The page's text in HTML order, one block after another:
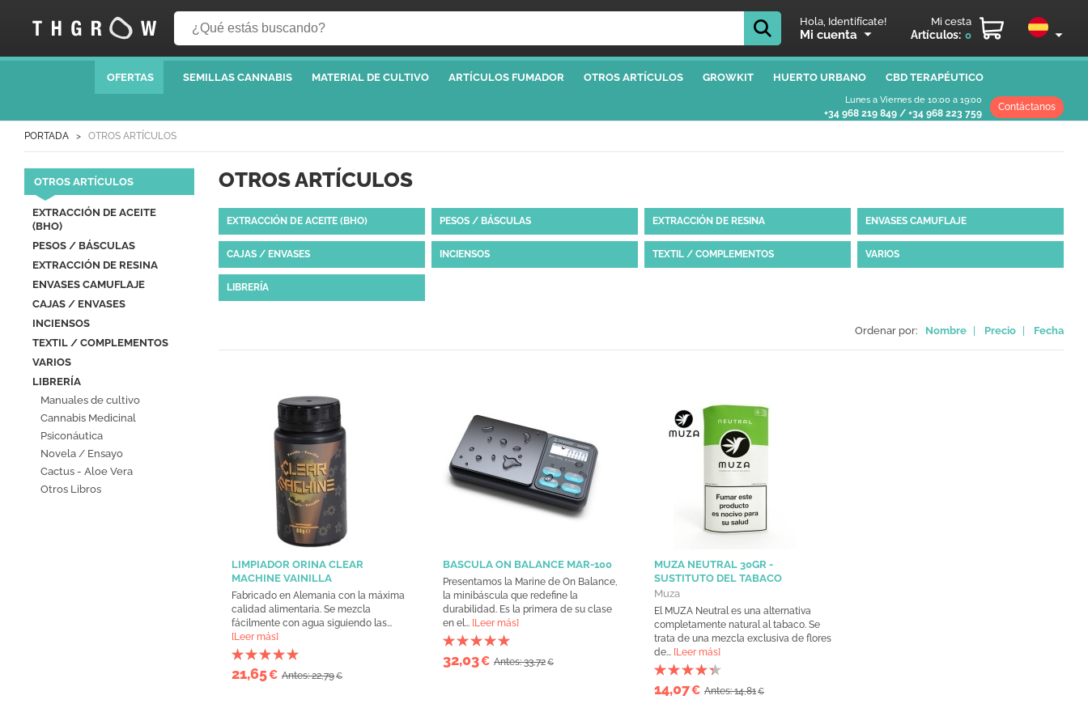
Hola, Identifícate!
Mi cuenta
Mi cesta
Artículos: 0
OFERTAS SEMILLAS CANNABIS MATERIAL DE CULTIVO ARTÍCULOS FUMADOR OTROS ARTÍCULOS GROWKIT HUERTO URBANO CBD TERAPÉUTICO
Lunes a Viernes de 10:00 a 19:00
+34 968 219 849 / +34 968 223 759
Contáctanos
PORTADA OTROS ARTÍCULOS
OTROS ARTÍCULOS
EXTRACCIÓN DE ACEITE
(BHO)
PESOS / BÁSCULAS
EXTRACCIÓN DE RESINA
ENVASES CAMUFLAJE
CAJAS / ENVASES
INCIENSOS
TEXTIL / COMPLEMENTOS
VARIOS
LIBRERÍA
Manuales de cultivo
Cannabis Medicinal
Psiconáutica
Novela / Ensayo
Cactus - Aloe Vera
Otros Libros
OTROS ARTÍCULOS
EXTRACCIÓN DE ACEITE (BHO) PESOS / BÁSCULAS EXTRACCIÓN DE RESINA ENVASES CAMUFLAJE
CAJAS / ENVASES INCIENSOS TEXTIL / COMPLEMENTOS VARIOS
LIBRERÍA
Ordenar por: Nombre Precio Fecha
LIMPIADOR ORINA CLEAR
MACHINE VAINILLA
Fabricado en Alemania con la máxima
calidad alimentaria. Se mezcla
fácilmente con agua siguiendo las...
[Leer más]
21,65€ Antes: 22,79€
BASCULA ON BALANCE MAR-100
Presentamos la Marine de On Balance,
la minibáscula que redefine la
durabilidad. Es la primera de su clase
en el... [Leer más]
32,03€ Antes: 33,72€
MUZA NEUTRAL 30GR -
SUSTITUTO DEL TABACO
Muza
El MUZA Neutral es una alternativa
completamente natural al tabaco. Se
trata de una mezcla exclusiva de flores
de... [Leer más]
14,07€ Antes: 14,81€